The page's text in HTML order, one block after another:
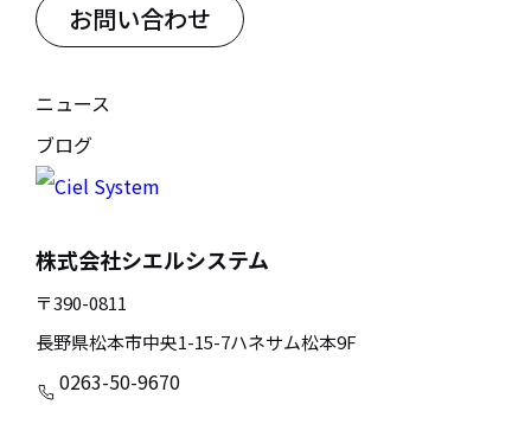
お問い合わせ
ニュース
ブログ
株式会社シエルシステム
〒390-0811
長野県松本市中央1-15-7ハネサム松本9F
0263-50-9670